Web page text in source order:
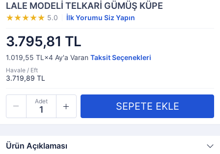
LALE MODELİ TELKARİ GÜMÜŞ KÜPE
5.0 İlk Yorumu Siz Yapın
3.795,81 TL
1.019,55 TL×4 Ay'a Varan Taksit Seçenekleri
Havale / Eft
3.719,89 TL
Adet
Ürün Açıklaması